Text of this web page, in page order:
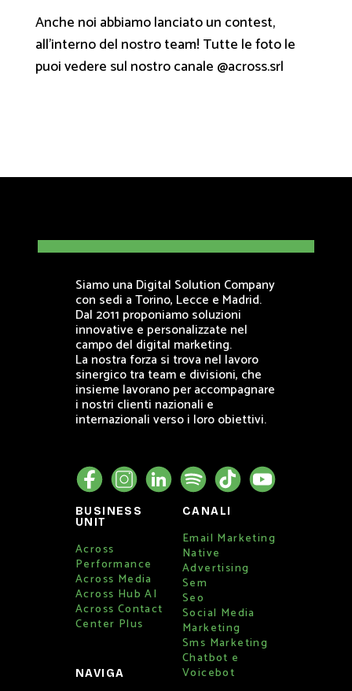
Anche noi abbiamo lanciato un contest,
all’interno del nostro team! Tutte le foto le
puoi vedere sul nostro canale @across.srl
Siamo una Digital Solution Company
con sedi a Torino, Lecce e Madrid.
Dal 2011 proponiamo soluzioni
innovative e personalizzate nel
campo del digital marketing.
La nostra forza si trova nel lavoro
sinergico tra team e divisioni, che
insieme lavorano per accompagnare
i nostri clienti nazionali e
internazionali verso i loro obiettivi.
BUSINESS
UNIT
Across
Performance
Across Media
Across Hub AI
Across Contact
Center Plus
NAVIGA
CANALI
Email Marketing
Native
Advertising
Sem
Seo
Social Media
Marketing
Sms Marketing
Chatbot e
Voicebot